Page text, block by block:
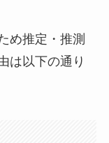
め推定・推測
は以下の通り